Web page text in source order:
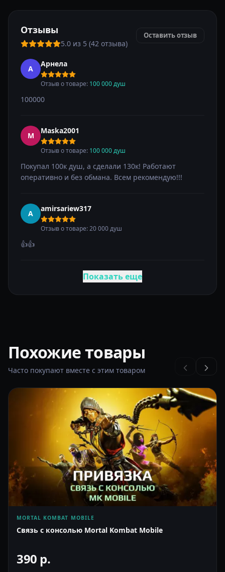
Отзывы
5.0 из 5 (42 отзыва)
Оставить отзыв
А
Арнела
Отзыв о товаре: 100 000 душ
100000
M
Maska2001
Отзыв о товаре: 100 000 душ
Покупал 100к душ, а сделали 130к! Работают
оперативно и без обмана. Всем рекомендую!!!
A
amirsariew317
Отзыв о товаре: 20 000 душ
👍👍
Показать еще
Похожие товары
Часто покупают вместе с этим товаром
MORTAL KOMBAT MOBILE
Связь с консолью Mortal Kombat Mobile
390 р.